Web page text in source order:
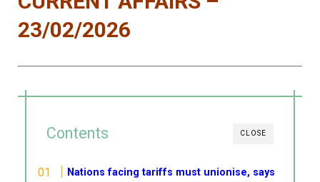
23/02/2026
CLOSE
Contents
Nations facing tariffs must unionise, says